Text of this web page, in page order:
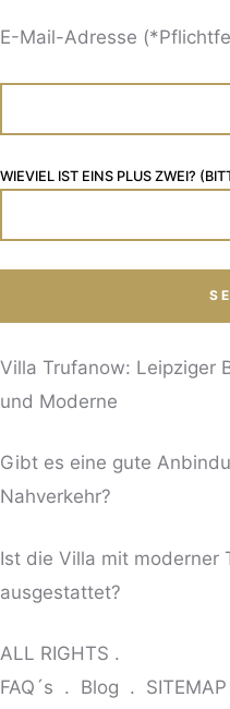
E-Mail-Adresse
WIEVIEL IST EINS PLUS ZWEI?
Villa Trufanow: Leipziger
und Moderne
Gibt es eine gute
Nahverkehr?
Ist die Villa mit moderner
ausgestattet?
ALL RIGHTS .
FAQ´s . Blog . SITEMAP